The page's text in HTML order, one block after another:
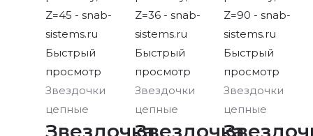
Быстрый
просмотр
Звездочки
цепные
Звездочка
Быстрый
просмотр
Звездочки
цепные
Звездочка
Быстрый
просмотр
Звездочки
цепные